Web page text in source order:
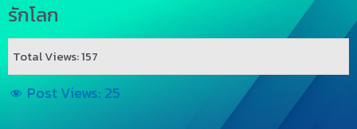
รักโลก
Total Views: 157
Post Views: 25